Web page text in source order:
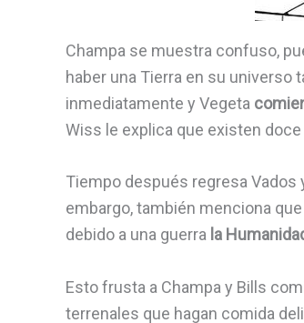
Champa se muestra confuso,
haber una Tierra en su universo
inmediatamente y Vegeta
Wiss le explica que existen
Tiempo después regresa Vados
embargo, también menciona
debido a una guerra la
Esto frusta a Champa y Bills
terrenales que hagan comida